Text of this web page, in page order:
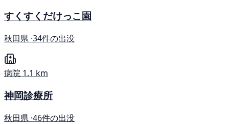
すくすくだけっこ園
秋田県 ·34件の出没
病院 1.1 km
神岡診療所
秋田県 ·46件の出没